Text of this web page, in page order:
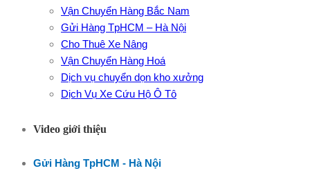
Vận Chuyển Hàng Bắc Nam
Gửi Hàng TpHCM – Hà Nội
Cho Thuê Xe Nâng
Vận Chuyển Hàng Hoá
Dịch vụ chuyển dọn kho xưởng
Dịch Vụ Xe Cứu Hộ Ô Tô
Video giới thiệu
Gửi Hàng TpHCM - Hà Nội